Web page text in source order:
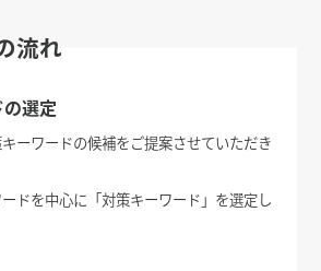
流れ
選定
ーワードの候補をご提案させていただき
ドを中心に「対策キーワード」を選定し